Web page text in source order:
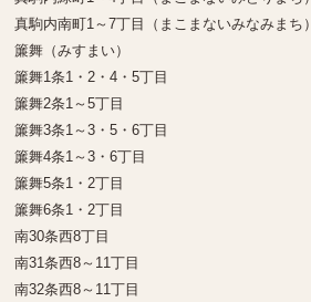
真駒内南町1～7丁目（まこまないみなみまち）
簾舞（みすまい）
簾舞1条1・2・4・5丁目
簾舞2条1～5丁目
簾舞3条1～3・5・6丁目
簾舞4条1～3・6丁目
簾舞5条1・2丁目
簾舞6条1・2丁目
南30条西8丁目
南31条西8～11丁目
南32条西8～11丁目